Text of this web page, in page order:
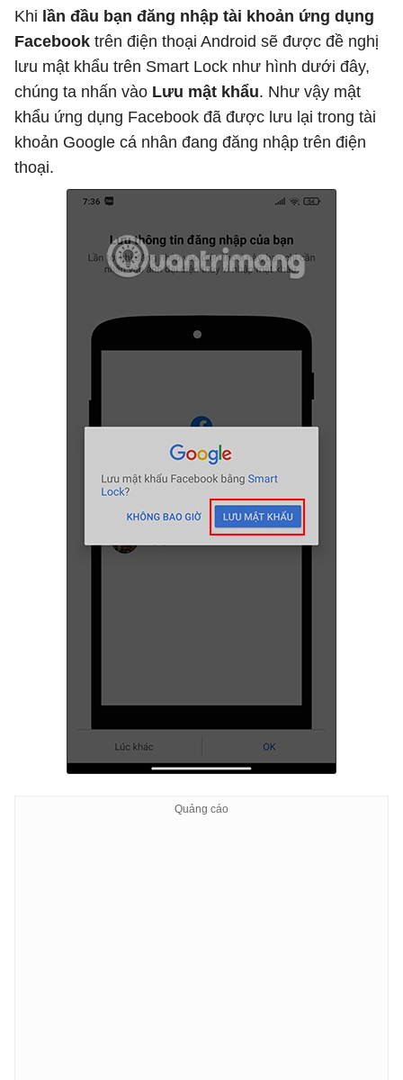
Khi lần đầu bạn đăng nhập tài khoản ứng dụng
Facebook trên điện thoại Android sẽ được đề nghị
lưu mật khẩu trên Smart Lock như hình dưới đây,
chúng ta nhấn vào Lưu mật khẩu. Như vậy mật
khẩu ứng dụng Facebook đã được lưu lại trong tài
khoản Google cá nhân đang đăng nhập trên điện
thoại.